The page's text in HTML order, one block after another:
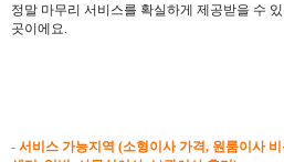
정말 마무리 서비스를 확실하게 제공받을 수
곳이에요.
- 서비스 가능지역 (소형이사 가격, 원룸이사